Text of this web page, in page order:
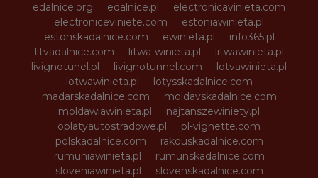
edalnice.org
edalnice.pl
electronicavinieta.com
electroniceviniete.com
estoniawinieta.pl
estonskadalnice.com
ewinieta.pl
info365.pl
litvadalnice.com
litwa-winieta.pl
litwawinieta.pl
livignotunel.pl
livignotunnel.com
lotvawinieta.pl
lotwawinieta.pl
lotysskadalnice.com
madarskadalnice.com
moldavskadalnice.com
moldawiawinieta.pl
najtanszewiniety.pl
oplatyautostradowe.pl
pl-vignette.com
polskadalnice.com
rakouskadalnice.com
rumuniawinieta.pl
rumunskadalnice.com
sloveniawinieta.pl
slovenskadalnice.com